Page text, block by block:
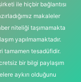
ile hiçbir bağlantısı
makaleler
niteliği taşımamakta
yapılmamaktadır.
tamamen tesadüfidir.
bir bilgi paylaşım
aykırı olduğunu